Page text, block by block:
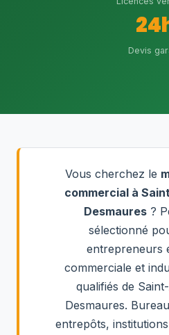
Devis
Vous cherchez le
commercial à
Desmaures ?
sélectionné
entrepreneurs
commerciale et
qualifiés de
Desmaures.
entrepôts,